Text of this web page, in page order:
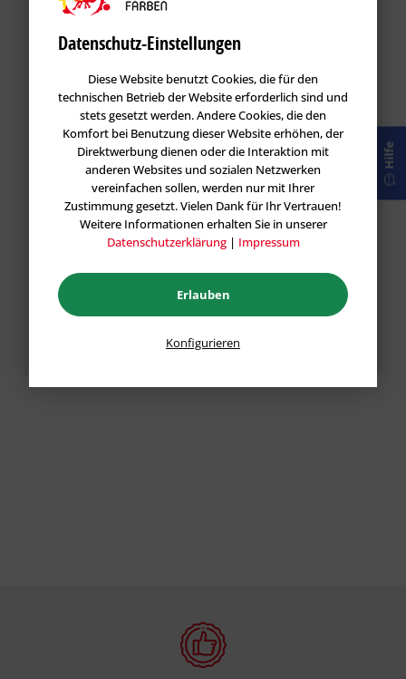
freigeschaltet.
Die mit einem * markierten Felder sind Pflichtfelder.
Hilfe
Datenschutz-Einstellungen
Diese Website benutzt Cookies, die für den
technischen Betrieb der Website erforderlich sind und
stets gesetzt werden. Andere Cookies, die den
Komfort bei Benutzung dieser Website erhöhen, der
Direktwerbung dienen oder die Interaktion mit
anderen Websites und sozialen Netzwerken
vereinfachen sollen, werden nur mit Ihrer
Zustimmung gesetzt. Vielen Dank für Ihr Vertrauen!
Weitere Informationen erhalten Sie in unserer
Datenschutzerklärung| Impressum
Erlauben
Konfigurieren